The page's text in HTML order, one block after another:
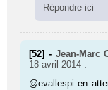
Répondre ici
[52] - Jean-Marc
18 avril 2014 :
@evallespi en